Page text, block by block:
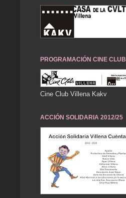
PROGRAMACIÓN CINE CLUB
Cine Club Villena Kakv
ACCIÓN SOLIDARIA 2012/25